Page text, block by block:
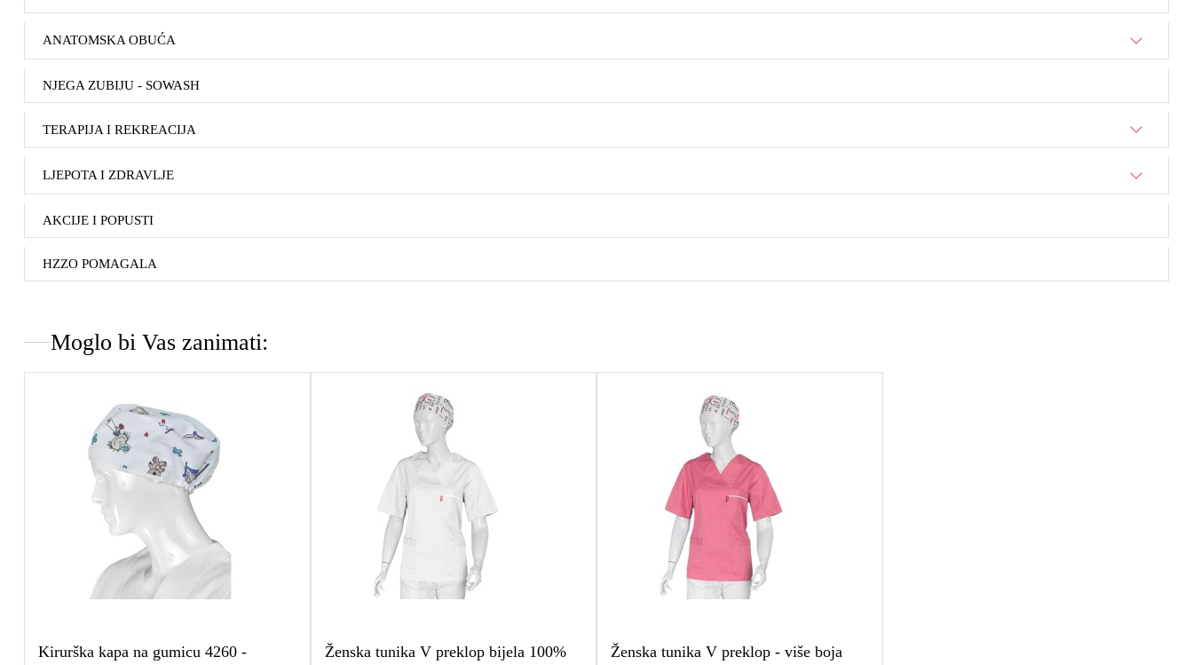
ANATOMSKA OBUĆA
NJEGA ZUBIJU - SOWASH
TERAPIJA I REKREACIJA
LJEPOTA I ZDRAVLJE
AKCIJE I POPUSTI
HZZO POMAGALA
Moglo bi Vas zanimati:
Kirurška kapa na gumicu 4260 -
Ženska tunika V preklop bijela 100%
Ženska tunika V preklop - više boja